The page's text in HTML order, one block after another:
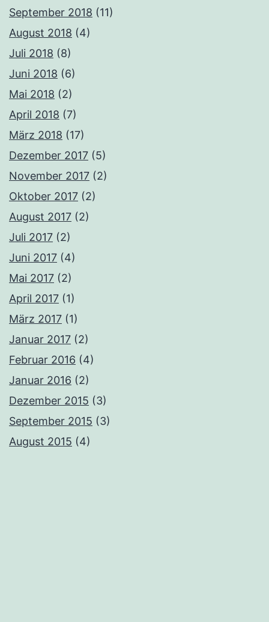
September 2018 (11)
August 2018 (4)
Juli 2018 (8)
Juni 2018 (6)
Mai 2018 (2)
April 2018 (7)
März 2018 (17)
Dezember 2017 (5)
November 2017 (2)
Oktober 2017 (2)
August 2017 (2)
Juli 2017 (2)
Juni 2017 (4)
Mai 2017 (2)
April 2017 (1)
März 2017 (1)
Januar 2017 (2)
Februar 2016 (4)
Januar 2016 (2)
Dezember 2015 (3)
September 2015 (3)
August 2015 (4)